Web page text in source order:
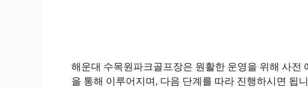
해운대 수목원파크골프장은 원활한 운영을 위해 사전
을 통해 이루어지며, 다음 단계를 따라 진행하시면 됩